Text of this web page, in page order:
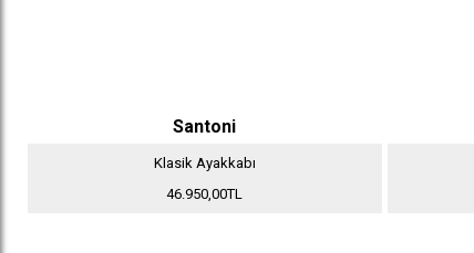
Santoni
Klasik Ayakkabı
46.950,00TL